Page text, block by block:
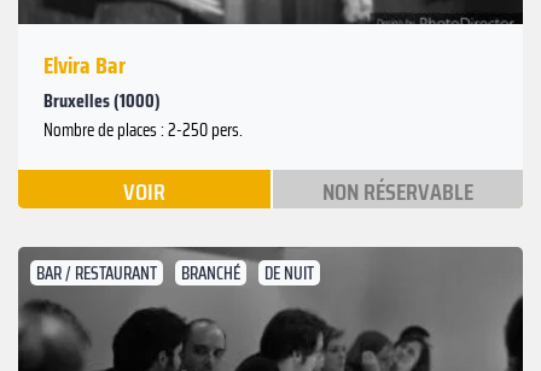
Elvira Bar
Bruxelles (1000)
Nombre de places : 2-250 pers.
VOIR NON RÉSERVABLE
BAR / RESTAURANT BRANCHÉ DE NUIT